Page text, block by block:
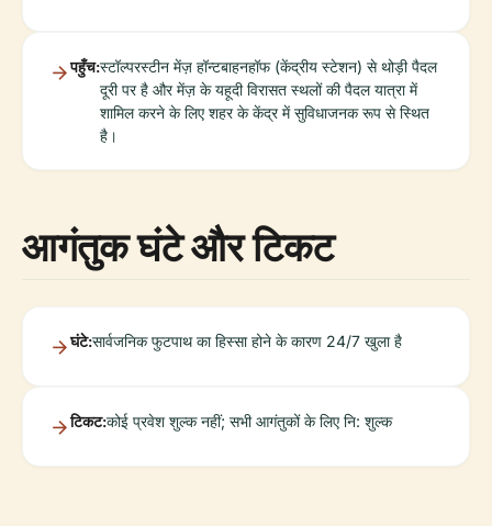
पहुँच:स्टॉल्परस्टीन मेंज़ हॉन्टबाहनहॉफ (केंद्रीय स्टेशन) से थोड़ी पैदल
दूरी पर है और मेंज़ के यहूदी विरासत स्थलों की पैदल यात्रा में
शामिल करने के लिए शहर के केंद्र में सुविधाजनक रूप से स्थित
है।
आगंतुक घंटे और टिकट
घंटे:सार्वजनिक फुटपाथ का हिस्सा होने के कारण 24/7 खुला है
टिकट:कोई प्रवेश शुल्क नहीं; सभी आगंतुकों के लिए नि: शुल्क